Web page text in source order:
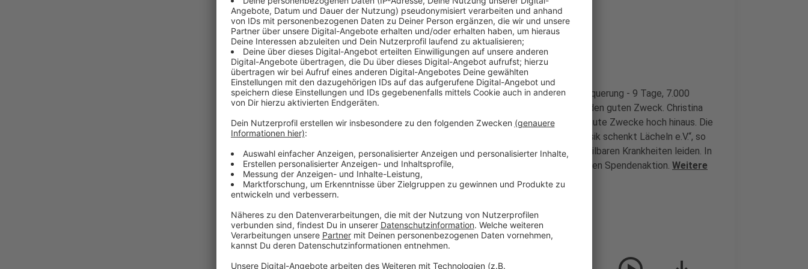
Spenden für unheilbar erkrankte Kinder
Anzeige
Im Februar noch eine dreifache Hüft-OP, jetzt heißt es Alpenüberquerung - 9 Tage, 7.000
Höhenmeter, 180km, 4 Länder und hoffentlich viele Spenden für den guten Zweck. Christina
Winter will mit Ihrer Aktion „Frau Winter wandert“ für gleich zwei gute Zwecke hoch hinaus. Die
das Kinderhospiz Burgholz und den Verein „Musik schenkt Lächeln e.V.“, so
möchte Christina etwas für Kinder tun, die an schweren oder unheilbaren Krankheiten leiden. In
der geschenkten Minute erfahrt Ihr mehr über Ihre ganz besonderen Spendenaktion. Weitere
Informationen zum Spenden findet Ihr hier.